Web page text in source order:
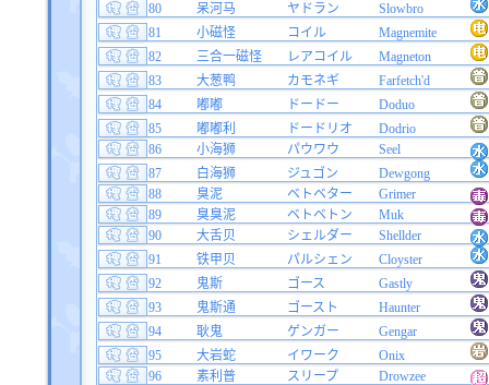
80
呆河马 ヤドラン
Slowbro
81
小磁怪 コイル
Magnemite
82
三合一磁怪 レアコイル
Magneton
83
大葱鸭 カモネギ
Farfetch'd
84
嘟嘟 ドードー
Doduo
85
嘟嘟利 ドードリオ
Dodrio
86
小海狮 パウワウ
Seel
87
白海狮 ジュゴン
Dewgong
88
臭泥 ベトベター
Grimer
89
臭臭泥 ベトベトン
Muk
90
大舌贝 シェルダー
Shellder
91
铁甲贝 パルシェン
Cloyster
92
鬼斯 ゴース
Gastly
93
鬼斯通 ゴースト
Haunter
94
耿鬼 ゲンガー
Gengar
95
大岩蛇 イワーク
Onix
96
素利普 スリープ
Drowzee